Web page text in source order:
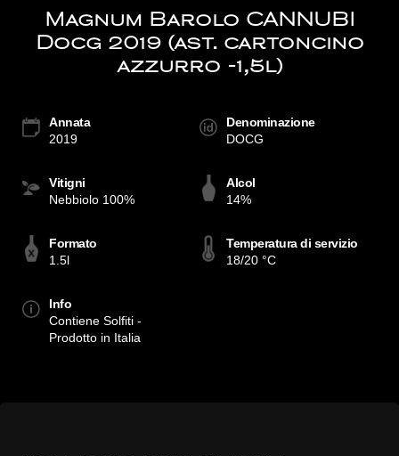
Magnum Barolo CANNUBI
Docg 2019 (ast. cartoncino
azzurro -1,5l)
Annata
2019
Denominazione
DOCG
Vitigni
Nebbiolo 100%
Alcol
14%
Formato
1.5l
Temperatura di servizio
18/20 °C
Info
Contiene Solfiti -
Prodotto in Italia